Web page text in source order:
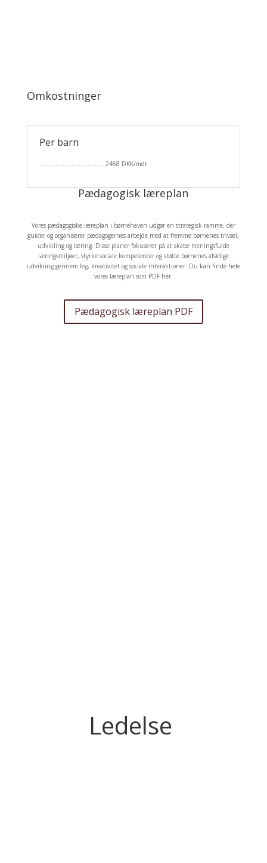
Omkostninger
Per barn
……………………………… 2468 DKK/mdr
Pædagogisk læreplan
Vores pædagogiske læreplan i børnehaven udgør en strategisk ramme, der
guider og organiserer pædagogernes arbejde med at fremme børnenes trivsel,
udvikling og læring. Disse planer fokuserer på at skabe meningsfulde
læringsmiljøer, styrke sociale kompetencer og støtte børnenes alsidige
udvikling gennem leg, kreativitet og sociale interaktioner. Du kan finde hele
vores læreplan som PDF her.
Pædagogisk læreplan PDF
Ledelse